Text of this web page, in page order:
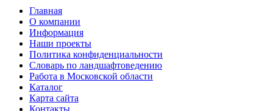
Главная
О компании
Информация
Наши проекты
Политика конфиденциальности
Словарь по ландшафтоведению
Работа в Московской области
Каталог
Карта сайта
Контакты